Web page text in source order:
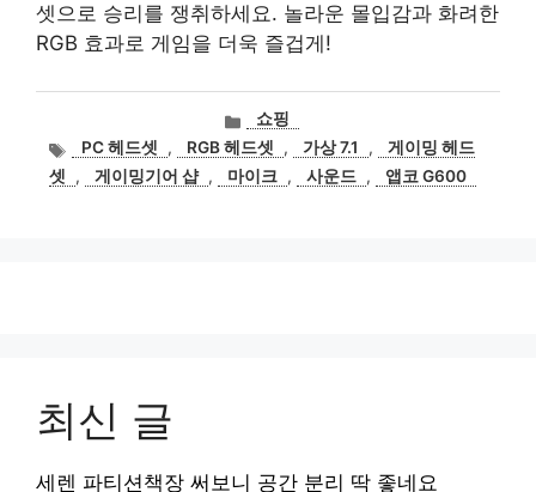
셋으로 승리를 쟁취하세요. 놀라운 몰입감과 화려한
RGB 효과로 게임을 더욱 즐겁게!
카
테
고
리
쇼핑
태PC 헤드셋 , RGB 헤드셋 , 가상 7.1 ,
게이밍 헤드
셋
, 게이밍기어 샵 , 마이크 , 사운드 , 앱코 G600
최신 글
세렌 파티션책장 써보니 공간 분리 딱 좋네요